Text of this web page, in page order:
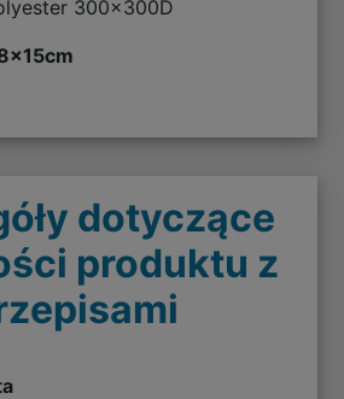
300x300D
dotyczące
produktu z